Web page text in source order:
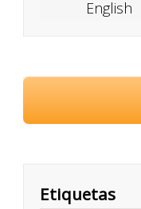
English
Etiquetas